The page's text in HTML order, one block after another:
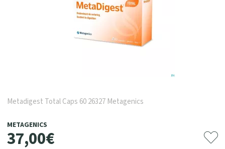
Metadigest Total Caps 60 26327 Metagenics
METAGENICS
37,00€